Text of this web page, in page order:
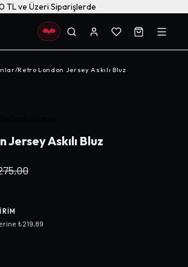
TL ve Üzeri Siparişlerde
/Retro London Jersey Askılı Bluz
Askılı Bluz
₺219,89